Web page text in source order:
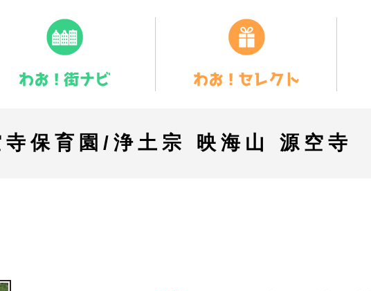
寺保育園/浄土宗 映海山 源空寺